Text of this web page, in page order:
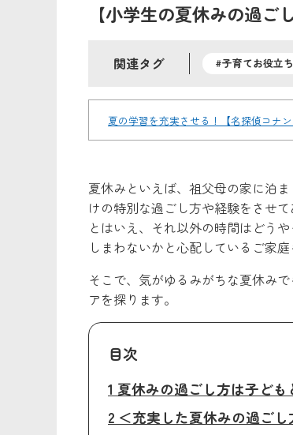
【小学生の夏休みの過
関連タグ #子育てお役立
夏の学習を充実させる！【名探偵コナ
夏休みといえば、祖父母の家に泊
けの特別な過ごし方や経験をさせ
とはいえ、それ以外の時間はどう
しまわないかと心配しているご家庭
そこで、気がゆるみがちな夏休み
アを探ります。
目次
1 夏休みの過ごし方は子ども
2 ＜充実した夏休みの過ご